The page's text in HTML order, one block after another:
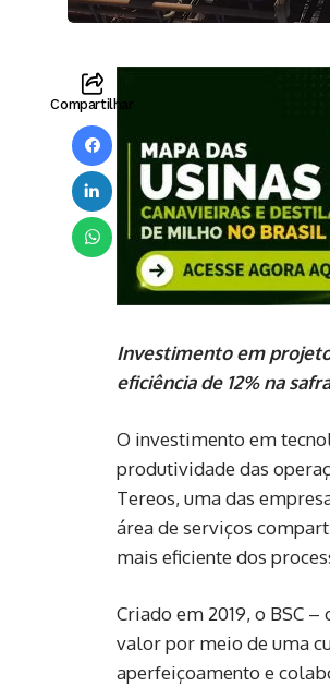
Compartilhar
Investimento em
eficiência de 12% na
O investimento em
produtividade das
Tereos, uma das
área de serviços
mais eficiente dos
Criado em 2019, o BSC
valor por meio de uma
aperfeiçoamento e